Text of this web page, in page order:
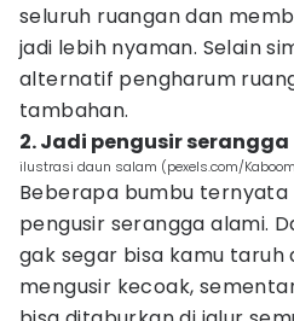
seluruh ruangan dan
jadi lebih nyaman. Selain
alternatif pengharum
tambahan.
2. Jadi pengusir serangga
ilustrasi daun salam (pexels.com/
Beberapa bumbu ternyata
pengusir serangga alami.
gak segar bisa kamu taruh
mengusir kecoak,